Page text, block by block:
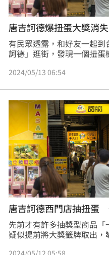
唐吉訶德爆扭蛋大獎消
有民眾透露，和好友一起
訶德」逛街，發現一個扭蛋
大獎卻完全沒開出，追問下
間發布聲明，表示決議提
全數最大賞「TENGA FLIP
憑消費證明至DON DON
2024/05/13 06:54
唐吉訶德西門店抽扭蛋
先前才有許多抽獎型商品
疑似提前將大獎籤牌取出，
2024/05/12 05:58